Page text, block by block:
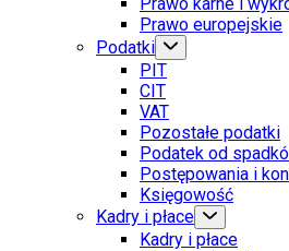
Prawo europejskie
Podatki
PIT
CIT
VAT
Pozostałe podatki
Podatek od
Postępowania i
Księgowość
Kadry i płace
Kadry i płace